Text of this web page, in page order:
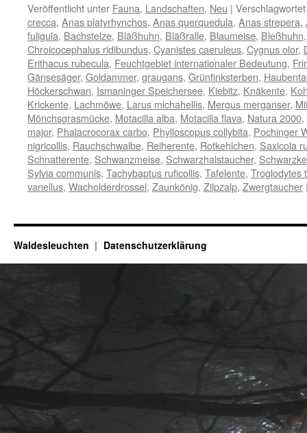
Veröffentlicht unter Fauna, Landschaften, Neu |
crecca, Anas platyrhynchos, Anas querquedula, Anas strepera,
fuligula, Bachstelze, Bläßhuhn, Bläßralle, Blaumeise, Bleßhuhn
Chroicocephalus ridibundus, Cyanistes caeruleus, Cygnus olor,
Erithacus rubecula, Feuchtgebiet internationaler Bedeutung,
Gänsesäger, Goldammer, graugans, Grünfinksterben,
Höckerschwan, Ismaninger Speichersee, Kiebitz, Knäkente,
Krickente, Lachmöwe, Larus michahellis, Mergus merganser,
Mönchsgrasmücke, Motacilla alba, Motacilla flava, Natura 2000,
major, Phalacrocorax carbo, Phylloscopus collybita, Pochinger
nigricollis, Rauchschwalbe, Reiherente, Rotkehlchen, Saxicola
Schnatterente, Schwanzmeise, Schwarzhalstaucher,
Sylvia communis, Tachybaptus ruficollis, Tafelente, Troglodytes
vanellus, Wacholderdrossel, Zaunkönig, Zilpzalp, Zwergtaucher
Waldesleuchten Datenschutzerklärung